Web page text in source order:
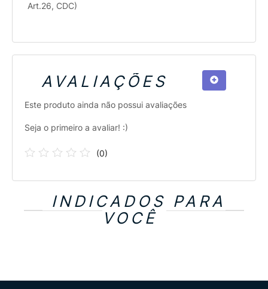
Art.26, CDC)
AVALIAÇÕES
Este produto ainda não possui avaliações
Seja o primeiro a avaliar! :)
(0)
INDICADOS PARA
VOCÊ